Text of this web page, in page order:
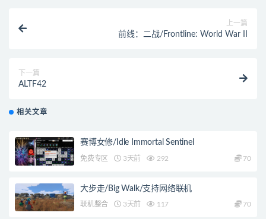
上一篇
前线：二战/Frontline: World War II
下一篇
ALTF42
相关文章
赛博女修/Idle Immortal Sentinel
免费专区 3天前 292 70
大步走/Big Walk/支持网络联机
联机整合 3天前 117 70